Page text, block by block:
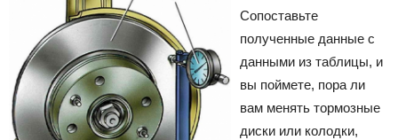
Сопоставьте
полученные данные с
данными из таблицы, и
вы поймете, пора ли
вам менять тормозные
диски или колодки,